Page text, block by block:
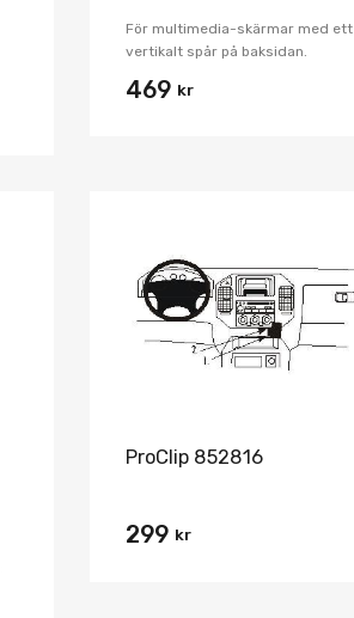
För multimedia-skärmar med ett
vertikalt spår på baksidan.
469 kr
ProClip 852816
299 kr